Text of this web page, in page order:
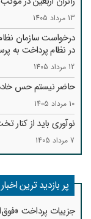
13 مرداد 1405
درخواست سازمان
در نظام پرداخت به
12 مرداد 1405
حاضر نیستم حس
10 مرداد 1405
نوآوری باید از کنار
7 مرداد 1405
پر بازدید ترین اخبار
جزییات پرداخت